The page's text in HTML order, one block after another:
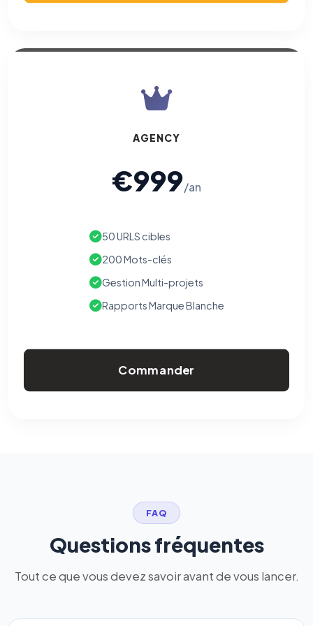
AGENCY
€999/an
50 URLS cibles
200 Mots-clés
Gestion Multi-projets
Rapports Marque Blanche
Commander
FAQ
Questions fréquentes
Tout ce que vous devez savoir avant de vous lancer.